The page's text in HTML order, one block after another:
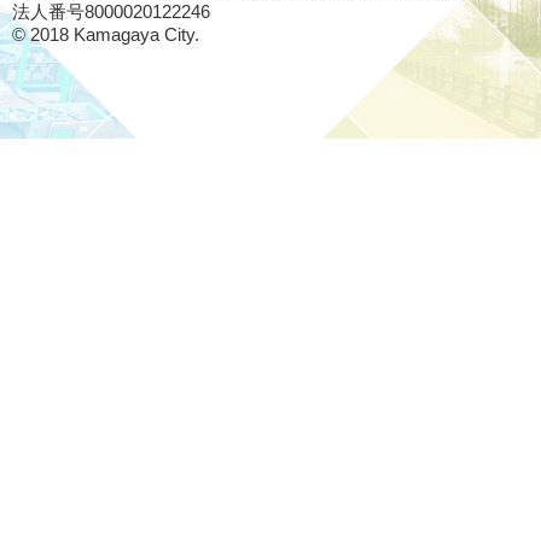
法人番号8000020122246
© 2018 Kamagaya City.